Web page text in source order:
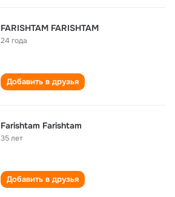
FARISHTAM FARISHTAM
24 года
Добавить в друзья
Farishtam Farishtam
35 лет
Добавить в друзья